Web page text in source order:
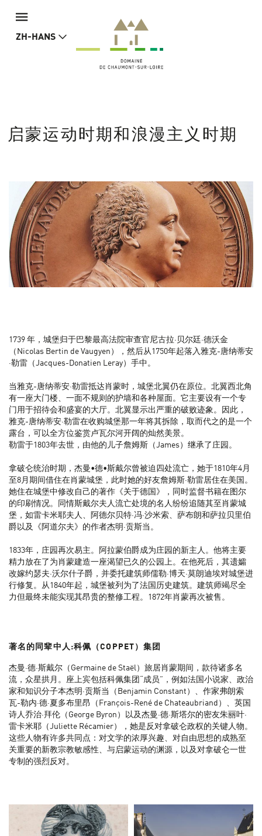
ZH-HANS
启蒙运动时期和浪漫主义时期
1739 年，城堡归于巴黎最高法院审查官尼古拉·贝尔廷·德沃金
（Nicolas Bertin de Vaugyen），然后从1750年起落入雅克-唐纳蒂安
·勒雷（Jacques-Donatien Leray）手中。
当雅克-唐纳蒂安·勒雷抵达肖蒙时，城堡北翼仍在原位。北翼西北角
有一座大门楼、一面不规则的护墙和各种屋面。它主要设有一个专
门用于招待会和盛宴的大厅。北翼显示出严重的破败迹象。因此，
雅克-唐纳蒂安·勒雷在收购城堡那一年将其拆除，取而代之的是一个
露台，可以全方位鉴赏卢瓦尔河开阔的灿然美景。
勒雷于1803年去世，由他的儿子詹姆斯（James）继承了庄园。
拿破仑统治时期，杰曼•德•斯戴尔曾被迫四处流亡，她于1810年4月
至8月期间借住在肖蒙城堡，此时她的好友詹姆斯·勒雷居住在美国。
她住在城堡中修改自己的著作《关于德国》，同时监督书籍在图尔
的印刷情况。同情斯戴尔夫人流亡处境的名人纷纷追随其至肖蒙城
堡，如雷卡米耶夫人、阿德尔贝特·冯·沙米索、萨布朗和萨拉贝里伯
爵以及《阿道尔夫》的作者杰明·贡斯当。
1833年，庄园再次易主。阿拉蒙伯爵成为庄园的新主人。他将主要
精力放在了为肖蒙建造一座渴望已久的公园上。在他死后，其遗孀
改嫁约瑟夫·沃尔什子爵，并委托建筑师儒勒·博天·莫朗迪埃对城堡进
行修复。从1840年起，城堡被列为了法国历史建筑。建筑师竭尽全
力但最终未能实现其昂贵的整修工程。1872年肖蒙再次被售。
著名的同辈中人 :科佩（COPPET）集团
杰曼·德·斯戴尔（Germaine de Staël）旅居肖蒙期间，款待诸多名
流，众星拱月。座上宾包括科佩集团“成员”，例如法国小说家、政治
家和知识分子本杰明·贡斯当（Benjamin Constant）、作家弗朗索
瓦-勒内·德·夏多布里昂（François-René de Chateaubriand）、英国
诗人乔治·拜伦（George Byron）以及杰曼·德·斯塔尔的密友朱丽叶·
雷卡米耶（Juliette Récamier），她是反对拿破仑政权的关键人物。
这些人物有许多共同点：对文学的浓厚兴趣、对自由思想的成熟至
关重要的新教宗教敏感性、与启蒙运动的渊源，以及对拿破仑一世
专制的强烈反对。